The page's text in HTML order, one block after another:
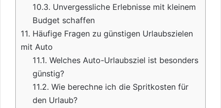
10.3. Unvergessliche Erlebnisse mit kleinem
Budget schaffen
11. Häufige Fragen zu günstigen Urlaubszielen
mit Auto
11.1. Welches Auto-Urlaubsziel ist besonders
günstig?
11.2. Wie berechne ich die Spritkosten für
den Urlaub?